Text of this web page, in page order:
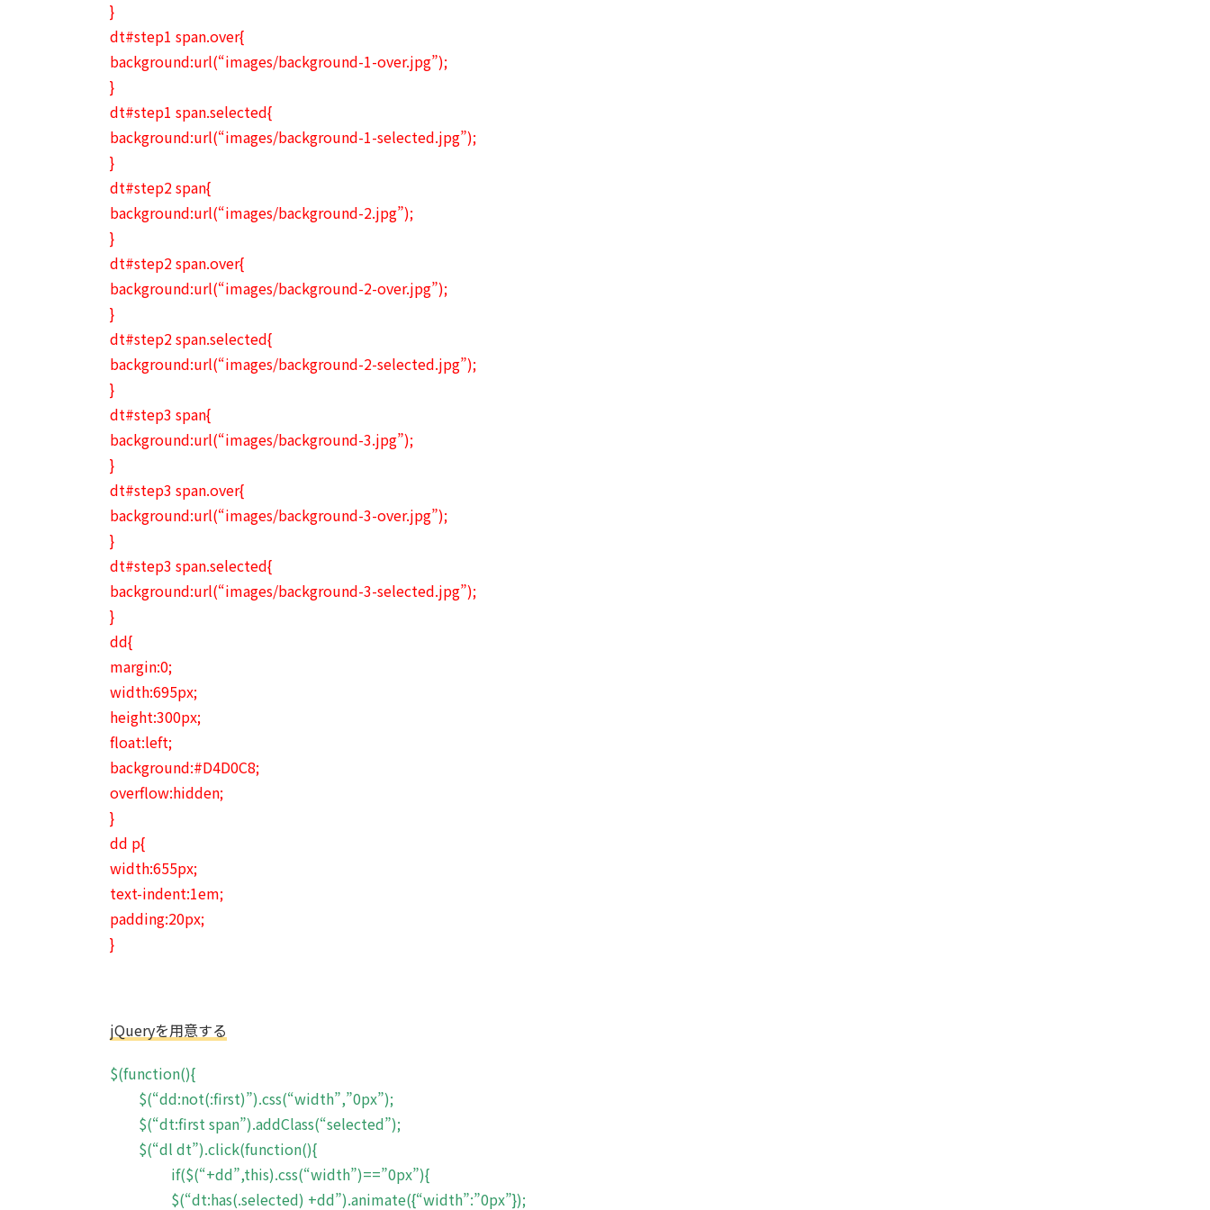
}
dt#step1 span.over{
background:url(“images/background-1-over.jpg”);
}
dt#step1 span.selected{
background:url(“images/background-1-selected.jpg”);
}
dt#step2 span{
background:url(“images/background-2.jpg”);
}
dt#step2 span.over{
background:url(“images/background-2-over.jpg”);
}
dt#step2 span.selected{
background:url(“images/background-2-selected.jpg”);
}
dt#step3 span{
background:url(“images/background-3.jpg”);
}
dt#step3 span.over{
background:url(“images/background-3-over.jpg”);
}
dt#step3 span.selected{
background:url(“images/background-3-selected.jpg”);
}
dd{
margin:0;
width:695px;
height:300px;
float:left;
background:#D4D0C8;
overflow:hidden;
}
dd p{
width:655px;
text-indent:1em;
padding:20px;
}
jQueryを用意する
$(function(){
$(“dd:not(:first)”).css(“width”,”0px”);
$(“dt:first span”).addClass(“selected”);
$(“dl dt”).click(function(){
if($(“+dd”,this).css(“width”)==”0px”){
$(“dt:has(.selected) +dd”).animate({“width”:”0px”});